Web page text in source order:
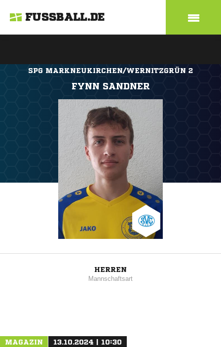
FUSSBALL.DE
SPG MARKNEUKIRCHEN/WERNITZGRÜN 2
FYNN SANDNER
HERREN
Mannschaftsart
MAGAZIN 13.10.2024 | 10:30